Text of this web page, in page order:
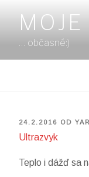
… občasné:)
PUBLIKOVANÉ
24.2.2016 OD
Ultrazvyk
Teplo i dážď sa